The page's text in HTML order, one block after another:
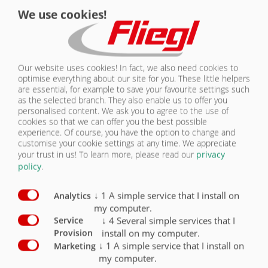
Sous-châssis universelpeint gris Nova X
Sous-châssis coudé
/ coïncidant avec le châssis du
camion. Peint gris Nova
Sous-châssis coudé/ coïncidant avec le châssis du
camion - galvanisé
O
Sans ailes de protection (les ailes de protection
doivent être disponibles chez le fabricant du camion)
X
Avec ailes de protection - ailes de protection en tôle
gaufrée aluminium pour essieu double
CHÂSSIS
We use cookies!
Our website uses cookies! In fact, we also need cookies to
optimise everything about our site for you. These little helpers
are essential, for example to save your favourite settings such
as the selected branch. They also enable us to offer you
personalised content. We ask you to agree to the use of
cookies so that we can offer you the best possible
experience. Of course, you have the option to change and
customise your cookie settings at any time. We appreciate
your trust in us! To learn more, please read our privacy
policy.
Analytics ↓ 1 A simple service that I install on
my computer.
Service
Provision
↓ 4 Several simple services that I
install on my computer.
Marketing ↓ 1 A simple service that I install on
my computer.